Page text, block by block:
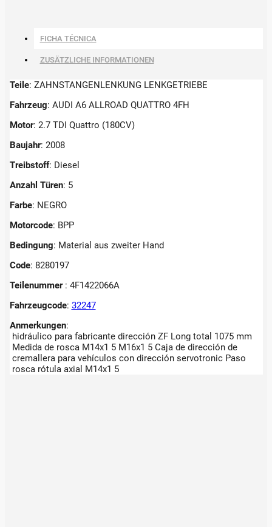
FICHA TÉCNICA
ZUSÄTZLICHE INFORMATIONEN
Teile: ZAHNSTANGENLENKUNG LENKGETRIEBE
Fahrzeug: AUDI A6 ALLROAD QUATTRO 4FH
Motor: 2.7 TDI Quattro (180CV)
Baujahr: 2008
Treibstoff: Diesel
Anzahl Türen: 5
Farbe: NEGRO
Motorcode: BPP
Bedingung: Material aus zweiter Hand
Code: 8280197
Teilenummer : 4F1422066A
Fahrzeugcode: 32247
Anmerkungen:
hidráulico para fabricante dirección ZF Long total 1075 mm
Medida de rosca M14x1 5 M16x1 5 Caja de dirección de
cremallera para vehículos con dirección servotronic Paso
rosca rótula axial M14x1 5